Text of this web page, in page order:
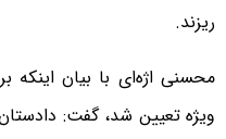
ریزند.
محسنی اژه‌ای با بیان اینکه
ویژه تعیین شد، گفت: